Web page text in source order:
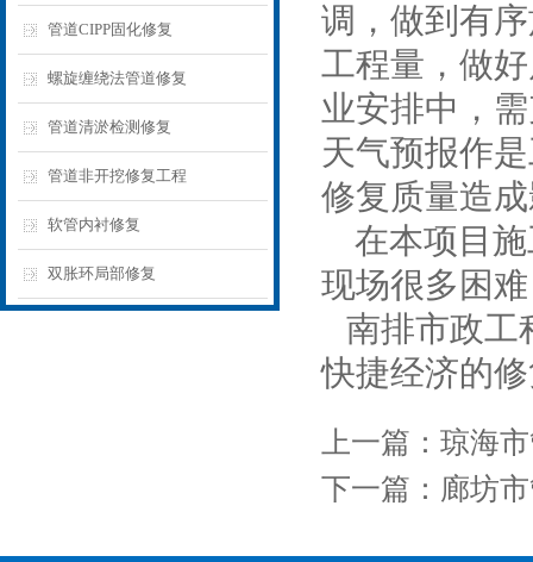
管道CIPP固化修复
螺旋缠绕法管道修复
管道清淤检测修复
管道非开挖修复工程
软管内衬修复
双胀环局部修复
调，做到有
工程量，做
业安排中，
天气预报作
修复质量造
在本项目施
现场很多困
南排市政工
快捷经济的
上一篇： 琼海
下一篇： 廊坊